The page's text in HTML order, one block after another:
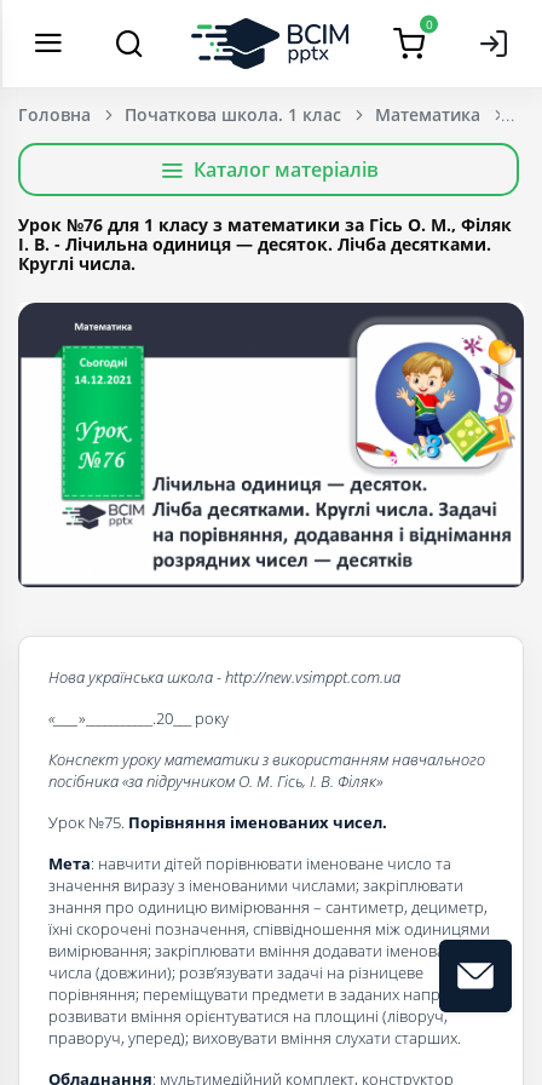
0
Головна Початкова школа. 1 клас Математика
Каталог матеріалів
Урок №76 для 1 класу з математики за Гісь О. М., Філяк
І. В. - Лічильна одиниця — десяток. Лічба десятками.
Круглі числа.
Нова українська школа - http://new.vsimppt.com.ua
«____ »___________.20___ року
Конспект уроку математики з використанням навчального
посібника «за підручником О. М. Гісь, І. В. Філяк»
Урок №75. Порівняння іменованих чисел.
Мета: навчити дітей порівнювати іменоване число та
значення виразу з іменованими числами; закріплювати
знання про одиницю вимірювання – сантиметр, дециметр,
їхні скорочені позначення, співвідношення між одиницями
вимірювання; закріплювати вміння додавати іменовані
числа (довжини); розв’язувати задачі на різницеве
порівняння; переміщувати предмети в заданих напрямках;
розвивати вміння орієнтуватися на площині (ліворуч,
праворуч, уперед); виховувати вміння слухати старших.
Обладнання: мультимедійний комплект, конструктор